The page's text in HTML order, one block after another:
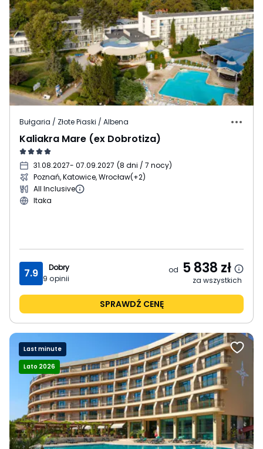
Bułgaria / Złote Piaski / Albena
Kaliakra Mare (ex Dobrotiza)
31.08.2027- 07.09.2027 (8 dni / 7 nocy)
Poznań, Katowice, Wrocław(+2)
All Inclusive
Itaka
7.9
Dobry
9 opinii
od 5 838 zł
za wszystkich
SPRAWDŹ CENĘ
Last minute
Lato 2026